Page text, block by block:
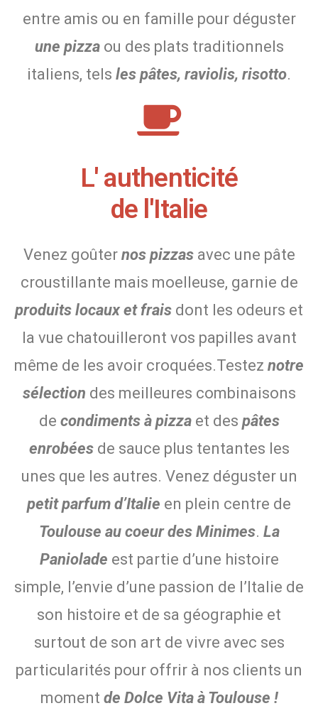
entre amis ou en famille pour déguster
une pizzaou des plats traditionnels
italiens, tels les pâtes, raviolis, risotto.
L' authenticité
de l'Italie
Venez goûter nos pizzasavec une pâte
croustillante mais moelleuse, garnie de
produits locaux et frais dont les odeurs et
la vue chatouilleront vos papilles avant
même de les avoir croquées.Testez notre
sélection des meilleures combinaisons
de condiments à pizzaet des pâtes
enrobéesde sauce plus tentantes les
unes que les autres. Venez déguster un
petit parfum d’Italie en plein centre de
Toulouse au coeur des Minimes. La
Paniolade est partie d’une histoire
simple, l’envie d’une passion de l’Italie de
son histoire et de sa géographie et
surtout de son art de vivre avec ses
particularités pour offrir à nos clients un
moment de Dolce Vita à Toulouse !